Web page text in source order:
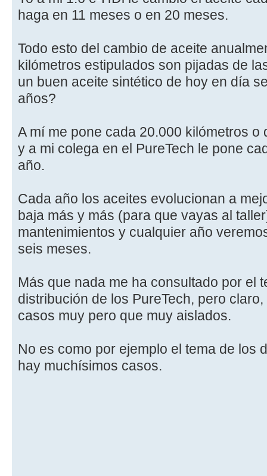
haga en 11 meses o en 20 meses.
Todo esto del cambio de aceite
kilómetros estipulados son pijadas de
un buen aceite sintético de hoy en día
años?
A mí me pone cada 20.000 kilómetros
y a mi colega en el PureTech le pone
año.
Cada año los aceites evolucionan a
baja más y más (para que vayas al
mantenimientos y cualquier año
seis meses.
Más que nada me ha consultado por el
distribución de los PureTech, pero
casos muy pero que muy aislados.
No es como por ejemplo el tema de los
hay muchísimos casos.